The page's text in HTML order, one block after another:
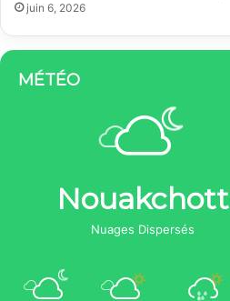
juin 6, 2026
MÉTÉO
Nouakchott
Nuages Dispersés